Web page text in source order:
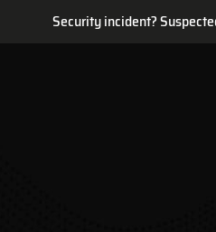
Security incident?